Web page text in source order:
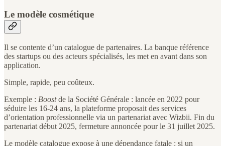
Le modèle cosmétique
Il se contente d’un catalogue de partenaires. La banque référence
des startups ou des acteurs spécialisés, les met en avant dans son
application.
Simple, rapide, peu coûteux.
Exemple : Boostde la Société Générale : lancée en 2022 pour
séduire les 16-24 ans, la plateforme proposait des services
d’orientation professionnelle via un partenariat avec Wizbii. Fin du
partenariat début 2025, fermeture annoncée pour le 31 juillet 2025.
Le modèle catalogue expose à une dépendance fatale : si un